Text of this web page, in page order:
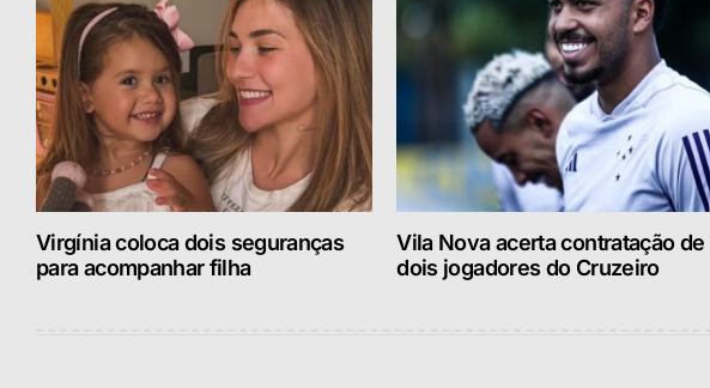
Virgínia coloca dois seguranças
para acompanhar filha
Vila Nova acerta contratação de
dois jogadores do Cruzeiro